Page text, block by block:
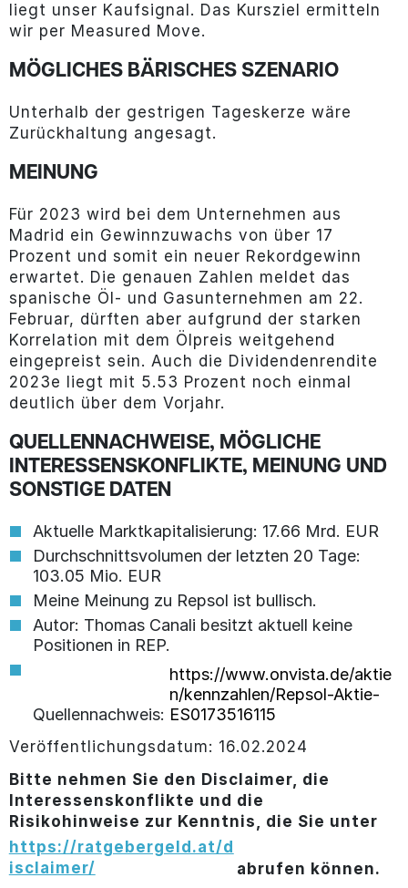
liegt unser Kaufsignal. Das Kursziel ermitteln
wir per Measured Move.
MÖGLICHES BÄRISCHES SZENARIO
Unterhalb der gestrigen Tageskerze wäre
Zurückhaltung angesagt.
MEINUNG
Für 2023 wird bei dem Unternehmen aus
Madrid ein Gewinnzuwachs von über 17
Prozent und somit ein neuer Rekordgewinn
erwartet. Die genauen Zahlen meldet das
spanische Öl- und Gasunternehmen am 22.
Februar, dürften aber aufgrund der starken
Korrelation mit dem Ölpreis weitgehend
eingepreist sein. Auch die Dividendenrendite
2023e liegt mit 5.53 Prozent noch einmal
deutlich über dem Vorjahr.
QUELLENNACHWEISE, MÖGLICHE
INTERESSENSKONFLIKTE, MEINUNG UND
SONSTIGE DATEN
Aktuelle Marktkapitalisierung: 17.66 Mrd. EUR
Durchschnittsvolumen der letzten 20 Tage:
103.05 Mio. EUR
Meine Meinung zu Repsol ist bullisch.
Autor: Thomas Canali besitzt aktuell keine
Positionen in REP.
Quellennachweis:
https://www.onvista.de/aktie
n/kennzahlen/Repsol-Aktie-
ES0173516115
Veröffentlichungsdatum: 16.02.2024
Bitte nehmen Sie den Disclaimer, die
Interessenskonflikte und die
Risikohinweise zur Kenntnis, die Sie unter
https://ratgebergeld.at/d
isclaimer/
abrufen können.